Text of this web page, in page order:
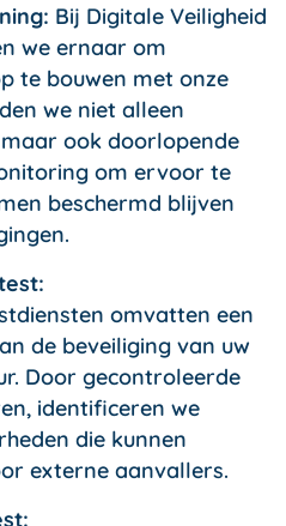
Bij Digitale Veiligheid
we ernaar om
te bouwen met onze
we niet alleen
ook doorlopende
om ervoor te
beschermd blijven
omvatten een
de beveiliging van uw
Door gecontroleerde
identificeren we
die kunnen
externe aanvallers.